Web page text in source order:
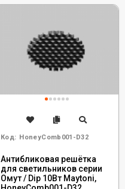
Код: HoneyComb001-D32
Антибликовая решётка
для светильников серии
Омут / Dip 10Вт Maytoni,